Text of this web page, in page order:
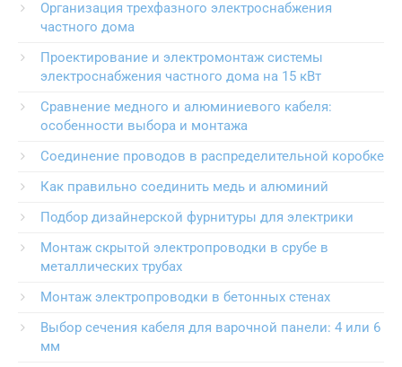
Организация трехфазного электроснабжения
частного дома
Проектирование и электромонтаж системы
электроснабжения частного дома на 15 кВт
Сравнение медного и алюминиевого кабеля:
особенности выбора и монтажа
Соединение проводов в распределительной коробке
Как правильно соединить медь и алюминий
Подбор дизайнерской фурнитуры для электрики
Монтаж скрытой электропроводки в срубе в
металлических трубах
Монтаж электропроводки в бетонных стенах
Выбор сечения кабеля для варочной панели: 4 или 6
мм